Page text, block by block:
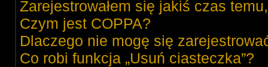
Zarejestrowałem się jakiś czas
Czym jest COPPA?
Dlaczego nie mogę się
Co robi funkcja „Usuń ciasteczka”?